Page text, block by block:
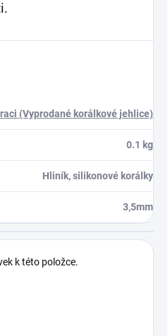
(Vyprodané korálkové jehlice)
0.1 kg
Hliník, silikonové korálky
3,5mm
k této položce.